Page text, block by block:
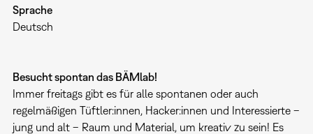
Sprache
Deutsch
Besucht spontan das BÄMlab!
Immer freitags gibt es für alle spontanen oder auch
regelmäßigen Tüftler:innen, Hacker:innen und Interessierte –
jung und alt – Raum und Material, um kreativ zu sein! Es